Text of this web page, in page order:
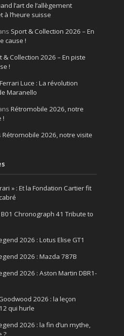
l’art de l’allègement
l’heure suisse
Sport & Collection 2026 – En
cause !
& Collection 2026 – En piste
!
Ferrari Luce : La révolution
Maranello
Rétromobile 2026, notre
!
Rétromobile 2026, notre visite
» : Et la Fondation Cartier fit
Chronograph 41 Tribute to
2026 : Lotus Elise GT1
2026 : Mazda 787B
2026 : Aston Martin DBR1-
2026 : la leçon
qui hurle
2026 : la fin d’un mythe,
?